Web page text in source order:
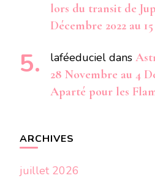
lors du transit de
Décembre 2022 au
laféeduciel dans
28 Novembre au 4
Aparté pour les
ARCHIVES
juillet 2026